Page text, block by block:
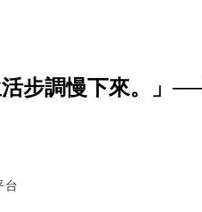
活步調慢下來。」
台